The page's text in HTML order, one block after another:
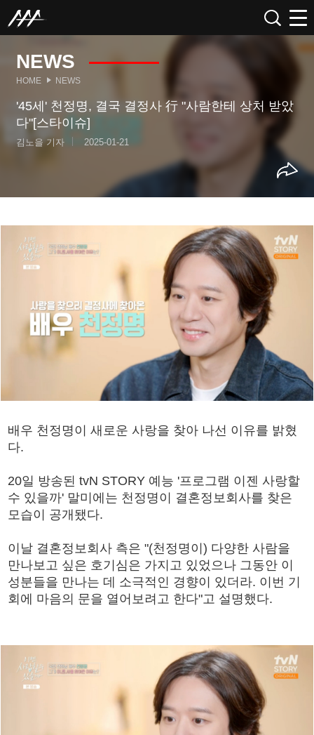
NEWS
HOME NEWS
'45세' 천정명, 결국 결정사 行 "사람한테 상처 받았
다"[스타이슈]
김노을 기자 2025-01-21
배우 천정명이 새로운 사랑을 찾아 나선 이유를 밝혔
다.
20일 방송된 tvN STORY 예능 '프로그램 이젠 사랑할
수 있을까' 말미에는 천정명이 결혼정보회사를 찾은
모습이 공개됐다.
이날 결혼정보회사 측은 "(천정명이) 다양한 사람을
만나보고 싶은 호기심은 가지고 있었으나 그동안 이
성분들을 만나는 데 소극적인 경향이 있더라. 이번 기
회에 마음의 문을 열어보려고 한다"고 설명했다.